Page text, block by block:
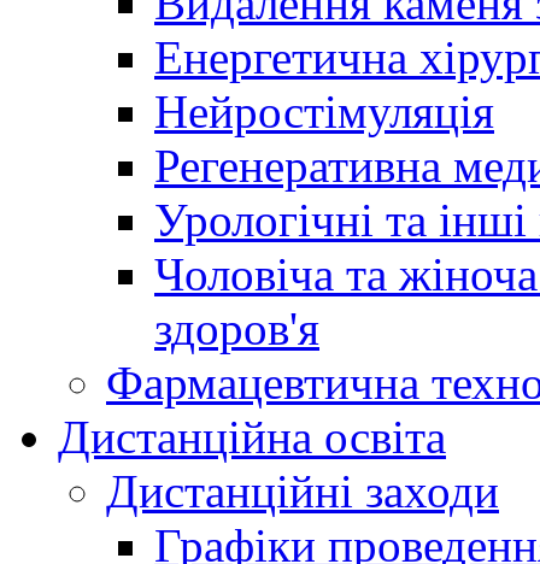
Енергетична
Нейростімуляція
Регенеративна
Урологічні та
Чоловіча та
здоров'я
Фармацевтична
Дистанційна освіта
Дистанційні заходи
Графіки